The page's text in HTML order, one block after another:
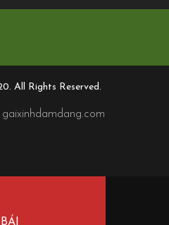
All Rights Reserved.
gaixinhdamdang.com